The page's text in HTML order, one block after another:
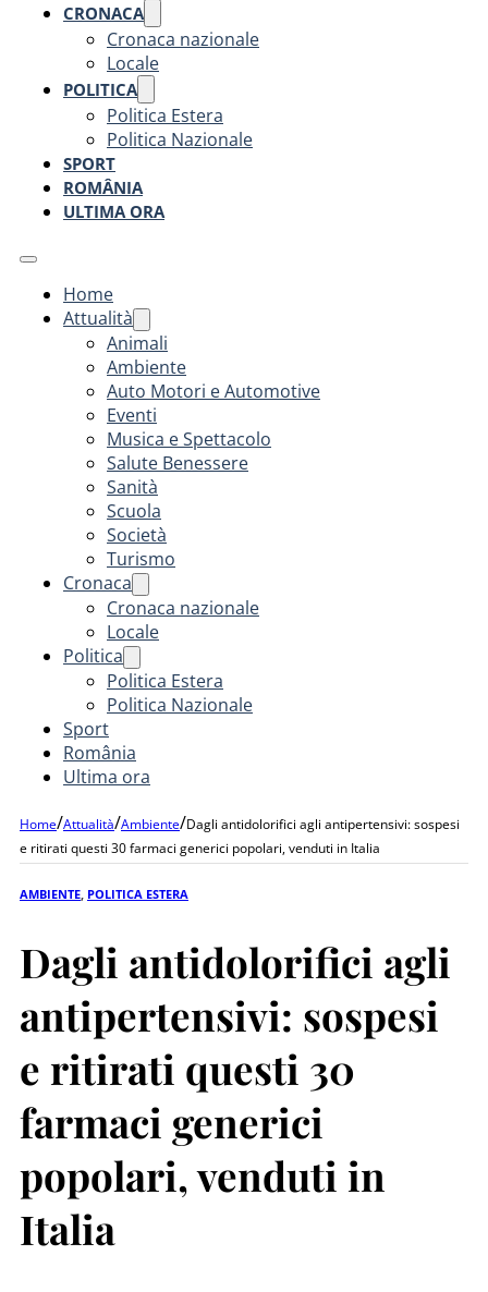
CRONACA
Cronaca nazionale
Locale
POLITICA
Politica Estera
Politica Nazionale
SPORT
ROMÂNIA
ULTIMA ORA
Home
Attualità
Animali
Ambiente
Auto Motori e Automotive
Eventi
Musica e Spettacolo
Salute Benessere
Sanità
Scuola
Società
Turismo
Cronaca
Cronaca nazionale
Locale
Politica
Politica Estera
Politica Nazionale
Sport
România
Ultima ora
Home/Attualità/Ambiente/Dagli antidolorifici agli antipertensivi: sospesi
e ritirati questi 30 farmaci generici popolari, venduti in Italia
AMBIENTE POLITICA ESTERA
Dagli antidolorifici agli
antipertensivi: sospesi
e ritirati questi 30
farmaci generici
popolari, venduti in
Italia